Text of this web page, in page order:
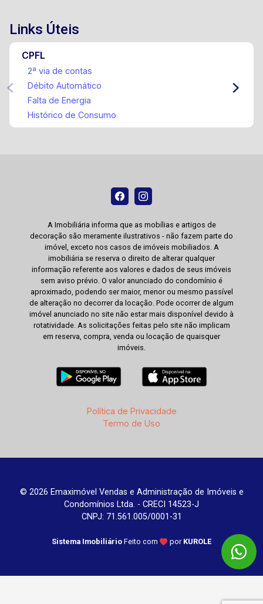
Links Úteis
CPFL
2ª via de contas
Débito Automático
Falta de Energia
Histórico de Consumo
A Imobiliária informa que as mobílias e artigos de
decoração são meramente ilustrativos - não fazem parte do
imóvel, exceto nos casos de imóveis mobiliados. A
imobiliária se reserva o direito de alterar qualquer
informação referente aos valores e dados de seus imóveis
sem aviso prévio. O valor anunciado do condomínio é
aproximado, podendo ser maior, menor ou mesmo passível
de alteração no decorrer da locação. Pode ocorrer de algum
imóvel anunciado no site não estar mais disponível devido à
rotatividade. As solicitações feitas pelo site não implicam
em reserva, compra, venda ou locação de quaisquer
imóveis.
Política de Privacidade
Termo de Uso
© 2026 Emaximóvel Vendas e Administração de Imóveis e
Condomínios Ltda. - CRECI 14523-J
CNPJ: 71.561.005/0001-31
Sistema Imobiliário Feito com por KUROLE